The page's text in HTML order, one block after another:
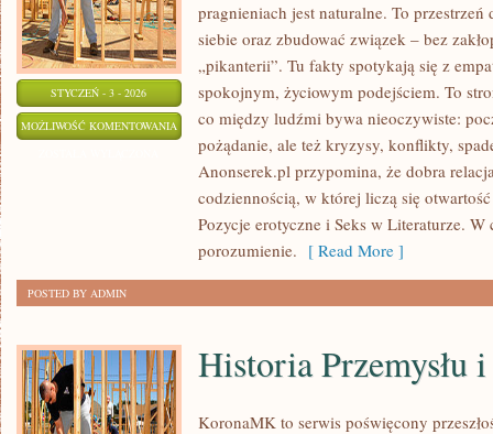
STYCZEŃ - 3 - 2026
MOŻLIWOŚĆ KOMENTOWANIA BISEKSUALNOŚĆ
PANSEKSUALNOŚĆ
pragnieniach jest naturalne. To
siebie oraz zbudować związek – bez
„pikanterii”. Tu fakty spotykają się z
spokojnym, życiowym podejściem. To
co między ludźmi bywa nieoczywiste:
pożądanie, ale też kryzysy, konflikty,
Anonserek.pl przypomina, że dobra
codziennością, w której liczą się
Pozycje erotyczne i Seks w Literaturze.
porozumienie. [ Read More ]
POSTED BY ADMIN
Historia Przemysłu
KoronaMK to serwis poświęcony